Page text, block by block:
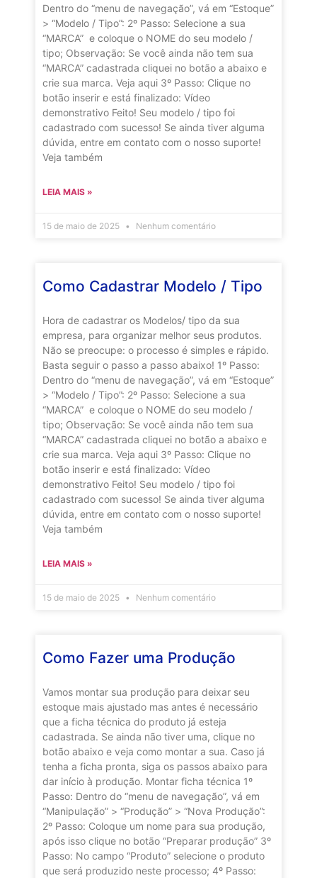
Dentro do “menu de navegação”, vá em “Estoque”
> “Modelo / Tipo”: 2º Passo: Selecione a sua
“MARCA” e coloque o NOME do seu modelo /
tipo; Observação: Se você ainda não tem sua
“MARCA” cadastrada cliquei no botão a abaixo e
crie sua marca. Veja aqui 3º Passo: Clique no
botão inserir e está finalizado: Vídeo
demonstrativo Feito! Seu modelo / tipo foi
cadastrado com sucesso! Se ainda tiver alguma
dúvida, entre em contato com o nosso suporte!
Veja também
LEIA MAIS »
15 de maio de 2025 Nenhum comentário
Como Cadastrar Modelo / Tipo
Hora de cadastrar os Modelos/ tipo da sua
empresa, para organizar melhor seus produtos.
Não se preocupe: o processo é simples e rápido.
Basta seguir o passo a passo abaixo! 1º Passo:
Dentro do “menu de navegação”, vá em “Estoque”
> “Modelo / Tipo”: 2º Passo: Selecione a sua
“MARCA” e coloque o NOME do seu modelo /
tipo; Observação: Se você ainda não tem sua
“MARCA” cadastrada cliquei no botão a abaixo e
crie sua marca. Veja aqui 3º Passo: Clique no
botão inserir e está finalizado: Vídeo
demonstrativo Feito! Seu modelo / tipo foi
cadastrado com sucesso! Se ainda tiver alguma
dúvida, entre em contato com o nosso suporte!
Veja também
LEIA MAIS »
15 de maio de 2025 Nenhum comentário
Como Fazer uma Produção
Vamos montar sua produção para deixar seu
estoque mais ajustado mas antes é necessário
que a ficha técnica do produto já esteja
cadastrada. Se ainda não tiver uma, clique no
botão abaixo e veja como montar a sua. Caso já
tenha a ficha pronta, siga os passos abaixo para
dar início à produção. Montar ficha técnica 1º
Passo: Dentro do “menu de navegação”, vá em
“Manipulação” > “Produção” > “Nova Produção”:
2º Passo: Coloque um nome para sua produção,
após isso clique no botão “Preparar produção” 3º
Passo: No campo “Produto” selecione o produto
que será produzido neste processo; 4º Passo: